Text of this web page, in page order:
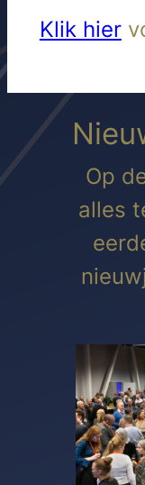
Klik hier
Op
alles